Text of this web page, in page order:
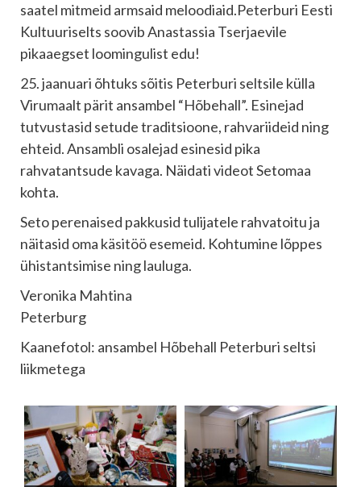
saatel mitmeid armsaid meloodiaid.Peterburi Eesti
Kultuuriselts soovib Anastassia Tserjaevile
pikaaegset loomingulist edu!
25. jaanuari õhtuks sõitis Peterburi seltsile külla
Virumaalt pärit ansambel “Hõbehall”. Esinejad
tutvustasid setude traditsioone, rahvariideid ning
ehteid. Ansambli osalejad esinesid pika
rahvatantsude kavaga. Näidati videot Setomaa
kohta.
Seto perenaised pakkusid tulijatele rahvatoitu ja
näitasid oma käsitöö esemeid. Kohtumine lõppes
ühistantsimise ning lauluga.
Veronika Mahtina
Peterburg
Kaanefotol: ansambel Hõbehall Peterburi seltsi
liikmetega